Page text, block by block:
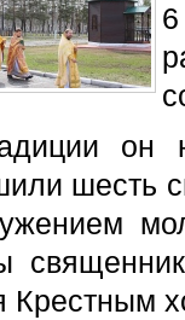
он
шесть
Крестным